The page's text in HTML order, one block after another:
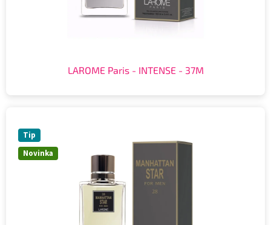
LAROME Paris - INTENSE - 37M
Novinka
Tip